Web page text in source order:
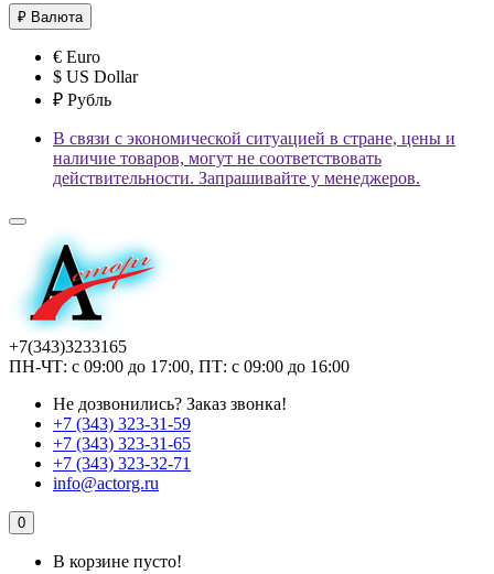
₽ Валюта
€ Euro
$ US Dollar
₽ Рубль
В связи с экономической ситуацией в стране, цены и
наличие товаров, могут не соответствовать
действительности. Запрашивайте у менеджеров.
+7(343)3233165
ПН-ЧТ: с 09:00 до 17:00, ПТ: с 09:00 до 16:00
Не дозвонились? Заказ звонка!
+7 (343) 323-31-59
+7 (343) 323-31-65
+7 (343) 323-32-71
info@actorg.ru
0
В корзине пусто!